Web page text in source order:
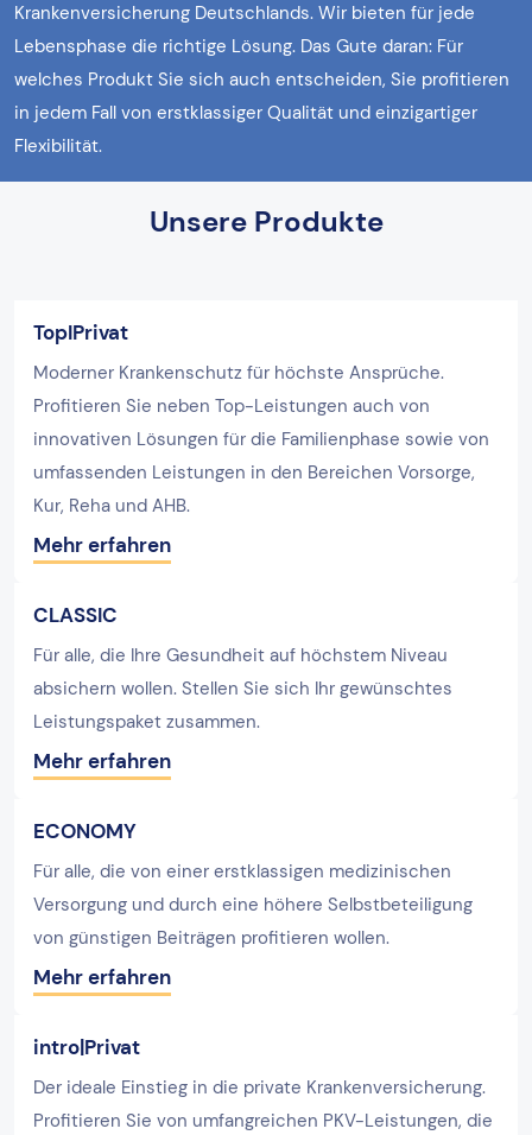
Krankenversicherung Deutschlands. Wir bieten für jede
Lebensphase die richtige Lösung. Das Gute daran: Für
welches Produkt Sie sich auch entscheiden, Sie profitieren
in jedem Fall von erstklassiger Qualität und einzigartiger
Flexibilität.
Unsere Produkte
TopIPrivat
Moderner Krankenschutz für höchste Ansprüche.
Profitieren Sie neben Top-Leistungen auch von
innovativen Lösungen für die Familienphase sowie von
umfassenden Leistungen in den Bereichen Vorsorge,
Kur, Reha und AHB.
Mehr erfahren
CLASSIC
Für alle, die Ihre Gesundheit auf höchstem Niveau
absichern wollen. Stellen Sie sich Ihr gewünschtes
Leistungspaket zusammen.
Mehr erfahren
ECONOMY
Für alle, die von einer erstklassigen medizinischen
Versorgung und durch eine höhere Selbstbeteiligung
von günstigen Beiträgen profitieren wollen.
Mehr erfahren
intro|Privat
Der ideale Einstieg in die private Krankenversicherung.
Profitieren Sie von umfangreichen PKV-Leistungen, die